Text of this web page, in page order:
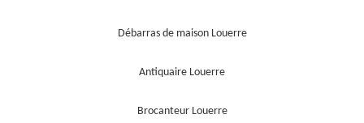
Débarras de maison Louerre
Antiquaire Louerre
Brocanteur Louerre